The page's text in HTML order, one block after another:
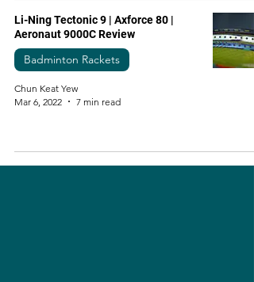
Li-Ning Tectonic 9 | Axforce 80 |
Aeronaut 9000C Review
Badminton Rackets
Chun Keat Yew
Mar 6, 2022
7 min read